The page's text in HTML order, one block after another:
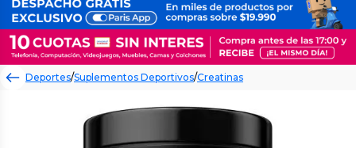
Deportes/Suplementos Deportivos/Creatinas